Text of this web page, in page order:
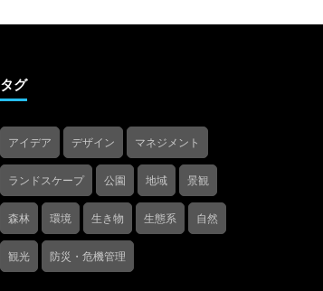
タグ
アイデア デザイン マネジメント
ランドスケープ 公園 地域 景観
森林 環境 生き物 生態系 自然
観光 防災・危機管理